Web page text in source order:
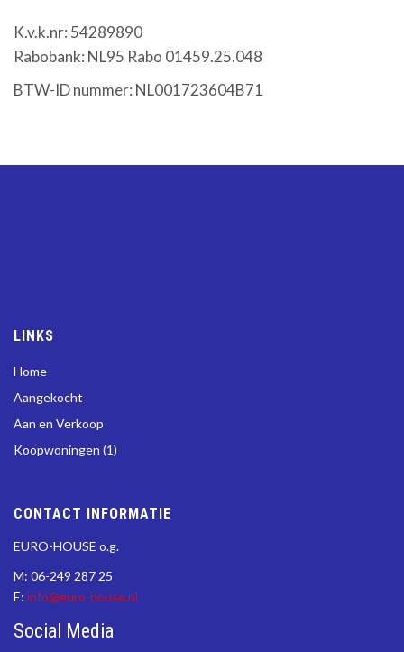
K.v.k.nr: 54289890
Rabobank: NL95 Rabo 01459.25.048
BTW-ID nummer: NL001723604B71
LINKS
Home
Aangekocht
Aan en Verkoop
Koopwoningen (1)
CONTACT INFORMATIE
EURO-HOUSE o.g.
M: 06-249 287 25
E: info@euro-house.nl
Social Media